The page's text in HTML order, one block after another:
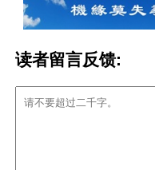
读者留言反馈: